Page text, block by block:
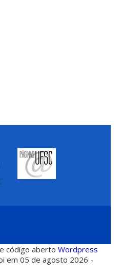
código abertoWordpress
em 05 de agosto 2026 -